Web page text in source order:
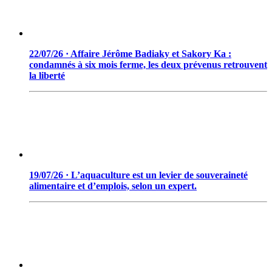
22/07/26 · Affaire Jérôme Badiaky et Sakory Ka :
condamnés à six mois ferme, les deux prévenus retrouvent
la liberté
19/07/26 · L’aquaculture est un levier de souveraineté
alimentaire et d’emplois, selon un expert.